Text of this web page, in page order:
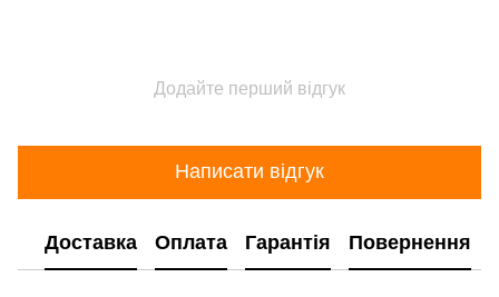
Додайте перший відгук
Написати відгук
Доставка Оплата Гарантія Повернення